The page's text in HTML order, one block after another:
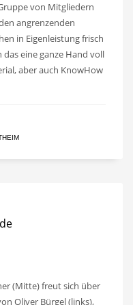
von Mitgliedern
angrenzenden
in Eigenleistung frisch
eine ganze Hand voll
aber auch KnowHow
(Mitte) freut sich über
Oliver Bürgel (links),